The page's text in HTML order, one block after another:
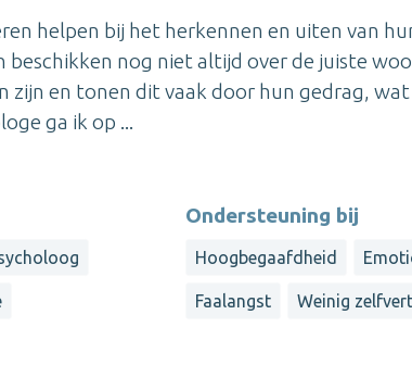
helpen bij het herkennen en uiten van
beschikken nog niet altijd over de juiste
zijn en tonen dit vaak door hun gedrag, wat
ga ik op ...
Ondersteuning bij
Hoogbegaafdheid
Faalangst Weinig